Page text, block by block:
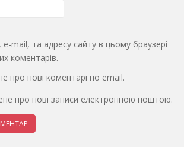
mail, та адресу сайту в цьому браузері
коментарів.
про нові коментарі по email.
про нові записи електронною поштою.